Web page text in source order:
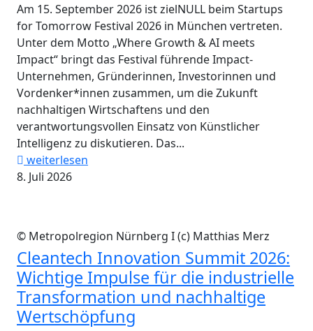
Am 15. September 2026 ist zielNULL beim Startups
for Tomorrow Festival 2026 in München vertreten.
Unter dem Motto „Where Growth & AI meets
Impact“ bringt das Festival führende Impact-
Unternehmen, Gründerinnen, Investorinnen und
Vordenker*innen zusammen, um die Zukunft
nachhaltigen Wirtschaftens und den
verantwortungsvollen Einsatz von Künstlicher
Intelligenz zu diskutieren. Das...
weiterlesen
8. Juli 2026
© Metropolregion Nürnberg I (c) Matthias Merz
Cleantech Innovation Summit 2026:
Wichtige Impulse für die industrielle
Transformation und nachhaltige
Wertschöpfung